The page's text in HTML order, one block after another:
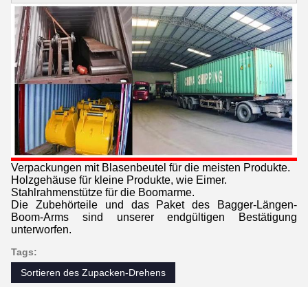
Verpackungen mit Blasenbeutel für die meisten Produkte.
Holzgehäuse für kleine Produkte, wie Eimer.
Stahlrahmenstütze für die Boomarme.
Die Zubehörteile und das Paket des Bagger-Längen-
Boom-Arms sind unserer endgültigen Bestätigung
unterworfen.
Tags:
Sortieren des Zupacken-Drehens